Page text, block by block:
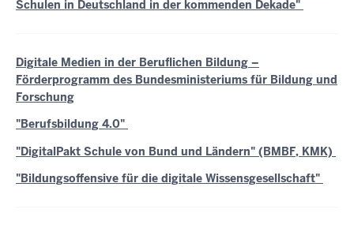
Schulen in Deutschland in der kommenden Dekade"
Digitale Medien in der Beruflichen Bildung –
Förderprogramm des Bundesministeriums für Bildung und
Forschung
"Berufsbildung 4.0"
"DigitalPakt Schule von Bund und Ländern" (BMBF, KMK)
"Bildungsoffensive für die digitale Wissensgesellschaft"